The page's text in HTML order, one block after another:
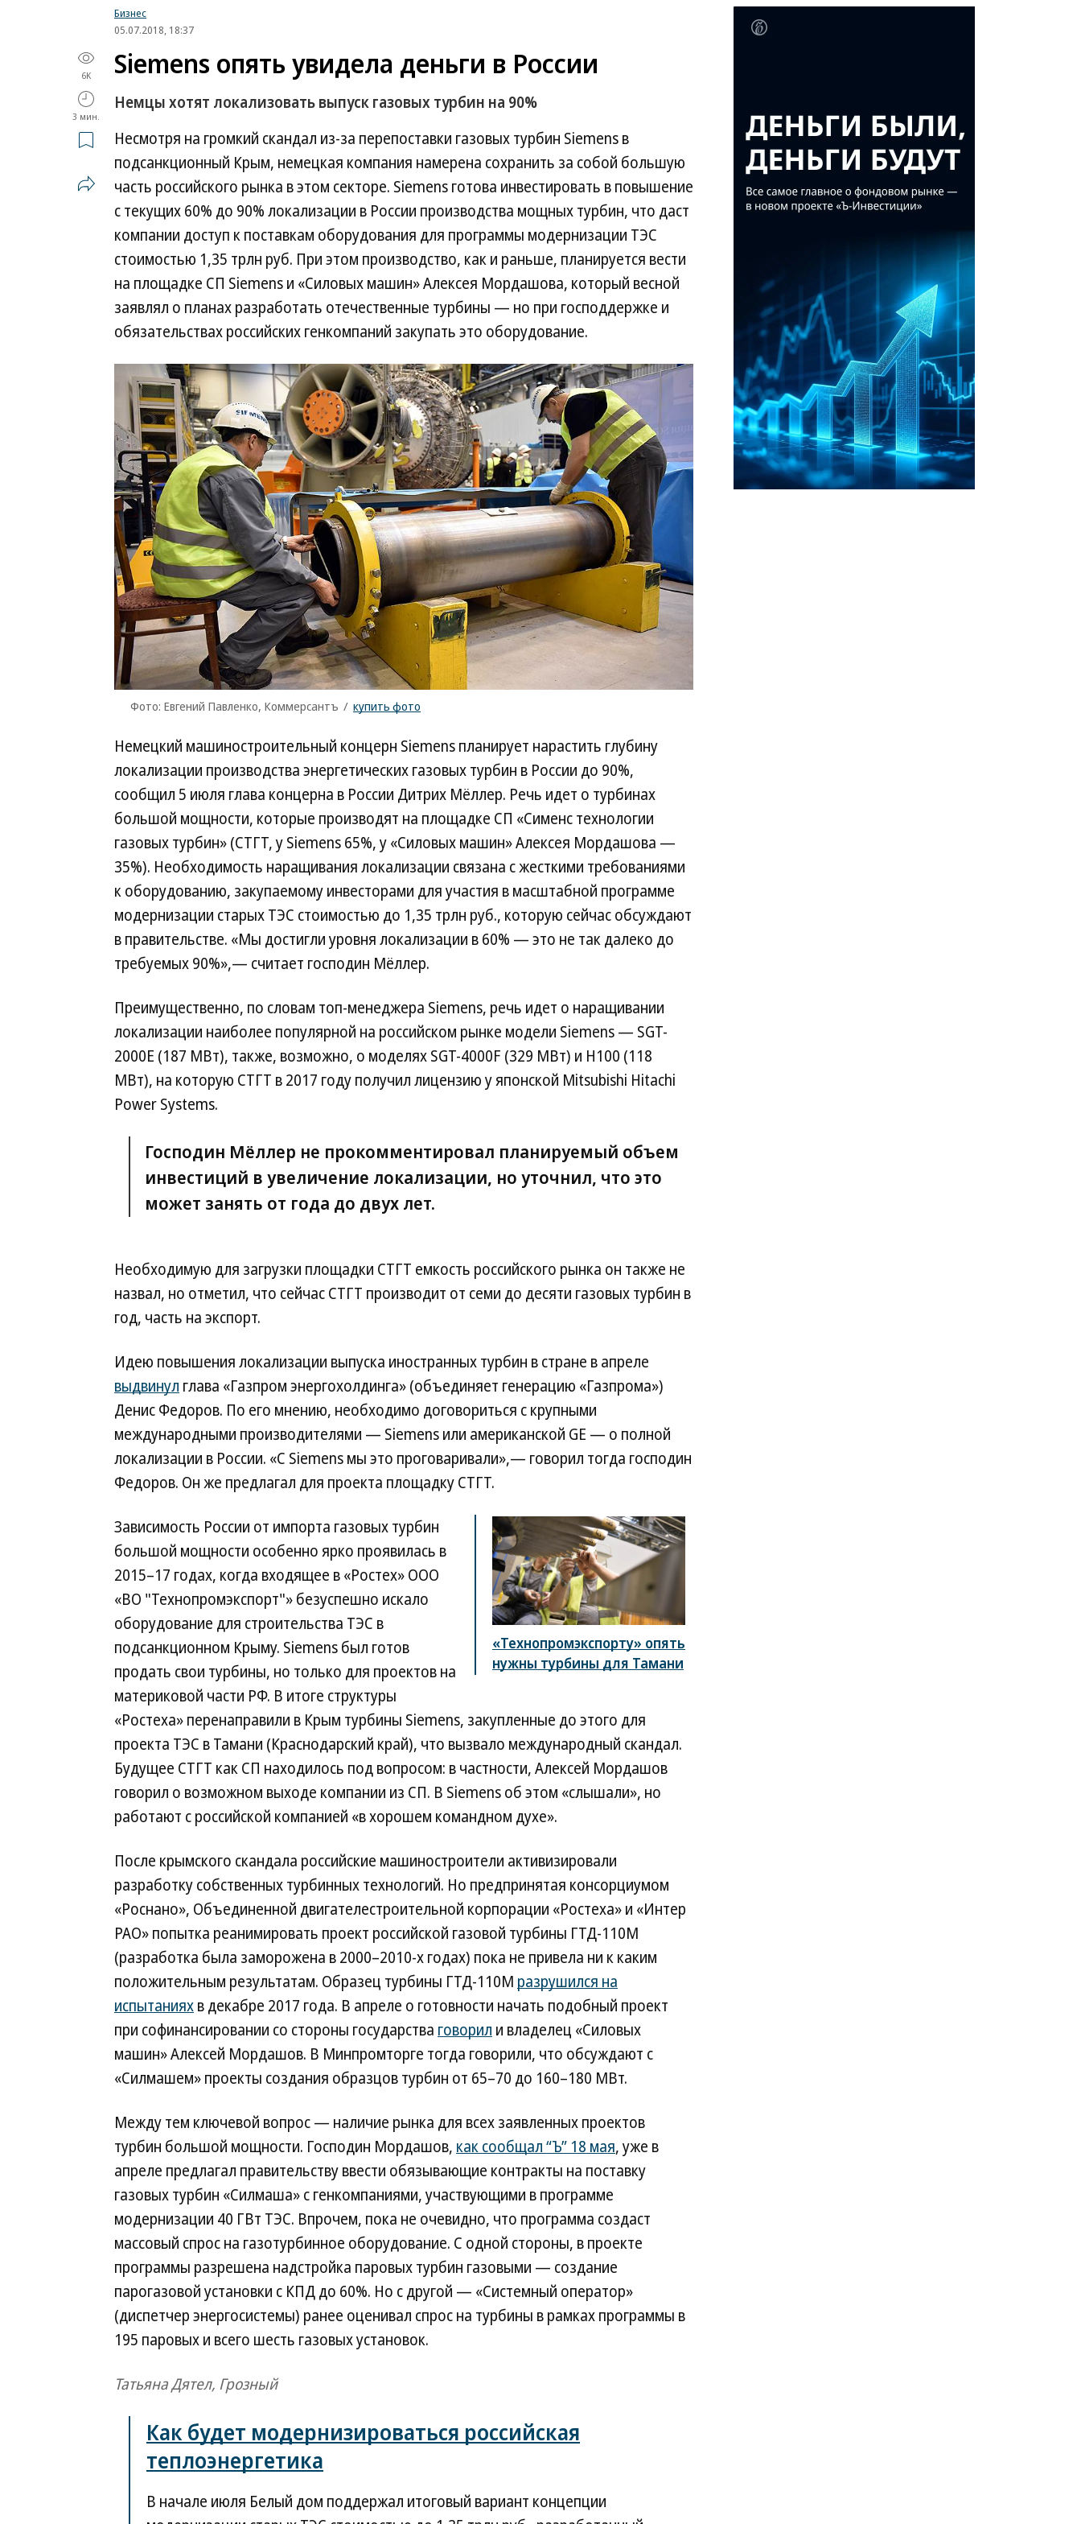
Бизнес
05.07.2018, 18:37
6K
3 мин.
Siemens опять увидела деньги в России
Немцы хотят локализовать выпуск газовых турбин на 90%
Несмотря на громкий скандал из-за перепоставки газовых турбин Siemens в
подсанкционный Крым, немецкая компания намерена сохранить за собой большую
часть российского рынка в этом секторе. Siemens готова инвестировать в повышение
с текущих 60% до 90% локализации в России производства мощных турбин, что даст
компании доступ к поставкам оборудования для программы модернизации ТЭС
стоимостью 1,35 трлн руб. При этом производство, как и раньше, планируется вести
на площадке СП Siemens и «Силовых машин» Алексея Мордашова, который весной
заявлял о планах разработать отечественные турбины — но при господдержке и
обязательствах российских генкомпаний закупать это оборудование.
Фото: Евгений Павленко, Коммерсантъ / купить фото
Немецкий машиностроительный концерн Siemens планирует нарастить глубину
локализации производства энергетических газовых турбин в России до 90%,
сообщил 5 июля глава концерна в России Дитрих Мёллер. Речь идет о турбинах
большой мощности, которые производят на площадке СП «Сименс технологии
газовых турбин» (СТГТ, у Siemens 65%, у «Силовых машин» Алексея Мордашова —
35%). Необходимость наращивания локализации связана с жесткими требованиями
к оборудованию, закупаемому инвесторами для участия в масштабной программе
модернизации старых ТЭС стоимостью до 1,35 трлн руб., которую сейчас обсуждают
в правительстве. «Мы достигли уровня локализации в 60% — это не так далеко до
требуемых 90%»,— считает господин Мёллер.
Преимущественно, по словам топ-менеджера Siemens, речь идет о наращивании
локализации наиболее популярной на российском рынке модели Siemens — SGT-
2000E (187 МВт), также, возможно, о моделях SGT-4000F (329 МВт) и H100 (118
МВт), на которую СТГТ в 2017 году получил лицензию у японской Mitsubishi Hitachi
Power Systems.
Господин Мёллер не прокомментировал планируемый объем
инвестиций в увеличение локализации, но уточнил, что это
может занять от года до двух лет.
Необходимую для загрузки площадки СТГТ емкость российского рынка он также не
назвал, но отметил, что сейчас СТГТ производит от семи до десяти газовых турбин в
год, часть на экспорт.
Идею повышения локализации выпуска иностранных турбин в стране в апреле
выдвинул глава «Газпром энергохолдинга» (объединяет генерацию «Газпрома»)
Денис Федоров. По его мнению, необходимо договориться с крупными
международными производителями — Siemens или американской GE — о полной
локализации в России. «С Siemens мы это проговаривали»,— говорил тогда господин
Федоров. Он же предлагал для проекта площадку СТГТ.
«Технопромэкспорту» опять
нужны турбины для Тамани
Зависимость России от импорта газовых турбин
большой мощности особенно ярко проявилась в
2015–17 годах, когда входящее в «Ростех» ООО
«ВО "Технопромэкспорт"» безуспешно искало
оборудование для строительства ТЭС в
подсанкционном Крыму. Siemens был готов
продать свои турбины, но только для проектов на
материковой части РФ. В итоге структуры
«Ростеха» перенаправили в Крым турбины Siemens, закупленные до этого для
проекта ТЭС в Тамани (Краснодарский край), что вызвало международный скандал.
Будущее СТГТ как СП находилось под вопросом: в частности, Алексей Мордашов
говорил о возможном выходе компании из СП. В Siemens об этом «слышали», но
работают с российской компанией «в хорошем командном духе».
После крымского скандала российские машиностроители активизировали
разработку собственных турбинных технологий. Но предпринятая консорциумом
«Роснано», Объединенной двигателестроительной корпорации «Ростеха» и «Интер
РАО» попытка реанимировать проект российской газовой турбины ГТД-110М
(разработка была заморожена в 2000–2010-х годах) пока не привела ни к каким
положительным результатам. Образец турбины ГТД-110М разрушился на
испытанияхв декабре 2017 года. В апреле о готовности начать подобный проект
при софинансировании со стороны государства говорил и владелец «Силовых
машин» Алексей Мордашов. В Минпромторге тогда говорили, что обсуждают с
«Силмашем» проекты создания образцов турбин от 65–70 до 160–180 МВт.
Между тем ключевой вопрос — наличие рынка для всех заявленных проектов
турбин большой мощности. Господин Мордашов, как сообщал “Ъ” 18 мая, уже в
апреле предлагал правительству ввести обязывающие контракты на поставку
газовых турбин «Силмаша» с генкомпаниями, участвующими в программе
модернизации 40 ГВт ТЭС. Впрочем, пока не очевидно, что программа создаст
массовый спрос на газотурбинное оборудование. С одной стороны, в проекте
программы разрешена надстройка паровых турбин газовыми — создание
парогазовой установки с КПД до 60%. Но с другой — «Системный оператор»
(диспетчер энергосистемы) ранее оценивал спрос на турбины в рамках программы в
195 паровых и всего шесть газовых установок.
Татьяна Дятел, Грозный
Как будет модернизироваться российская
теплоэнергетика
В начале июля Белый дом поддержал итоговый вариант концепции